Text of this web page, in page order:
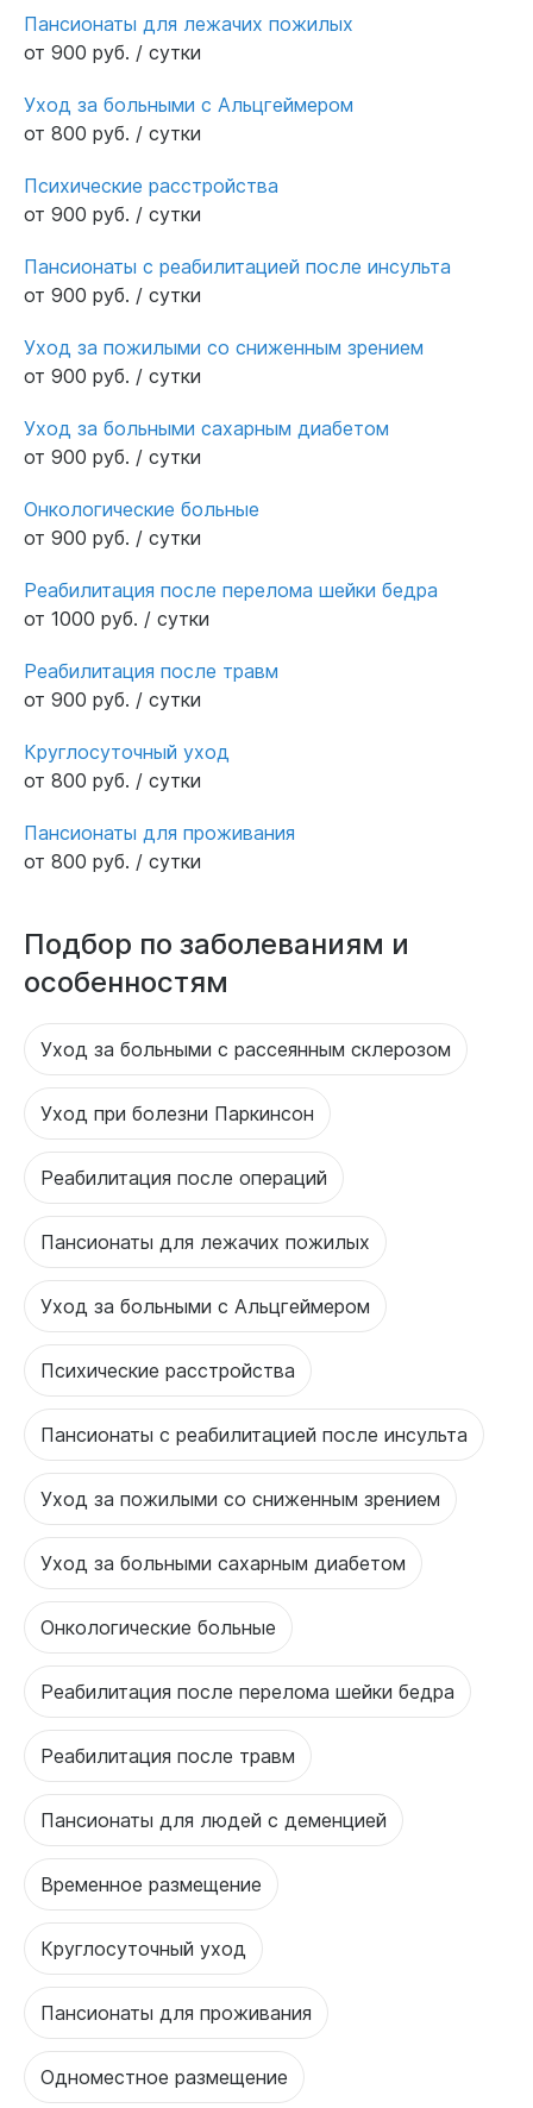
Пансионаты для лежачих пожилых
от 900 руб. / сутки
Уход за больными с Альцгеймером
от 800 руб. / сутки
Психические расстройства
от 900 руб. / сутки
Пансионаты с реабилитацией после инсульта
от 900 руб. / сутки
Уход за пожилыми со сниженным зрением
от 900 руб. / сутки
Уход за больными сахарным диабетом
от 900 руб. / сутки
Онкологические больные
от 900 руб. / сутки
Реабилитация после перелома шейки бедра
от 1000 руб. / сутки
Реабилитация после травм
от 900 руб. / сутки
Круглосуточный уход
от 800 руб. / сутки
Пансионаты для проживания
от 800 руб. / сутки
Подбор по заболеваниям и
особенностям
Уход за больными с рассеянным склерозом
Уход при болезни Паркинсон
Реабилитация после операций
Пансионаты для лежачих пожилых
Уход за больными с Альцгеймером
Психические расстройства
Пансионаты с реабилитацией после инсульта
Уход за пожилыми со сниженным зрением
Уход за больными сахарным диабетом
Онкологические больные
Реабилитация после перелома шейки бедра
Реабилитация после травм
Пансионаты для людей с деменцией
Временное размещение
Круглосуточный уход
Пансионаты для проживания
Одноместное размещение